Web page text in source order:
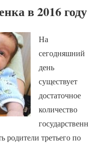
в 2016 году
На
сегодняшний
день
существует
достаточное
количество
государственн
родители третьего по